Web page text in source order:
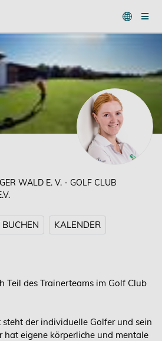
WALD E. V. - GOLF CLUB
BUCHEN KALENDER
Teil des Trainerteams im Golf Club
steht der individuelle Golfer und sein
hat eigene körperliche und mentale